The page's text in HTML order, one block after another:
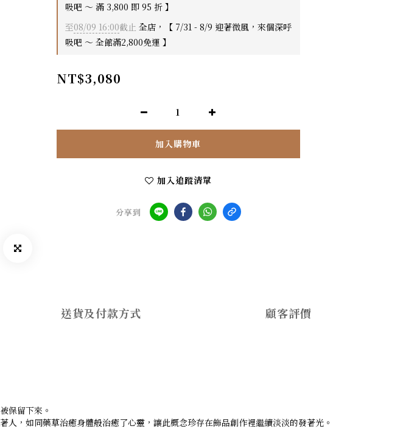
吸吧 ～ 滿 3,800 即 95 折 】
至08/09 16:00截止 全店，【 7/31 - 8/9 迎著微風，來個深呼
吸吧 ～ 全館滿2,800免運 】
NT$3,080
加入購物車
加入追蹤清單
分享到
送貨及付款方式 顧客評價
保留下來。
，如同藥草治癒身體般治癒了心靈，讓此概念珍存在飾品創作裡繼續淡淡的發著光。